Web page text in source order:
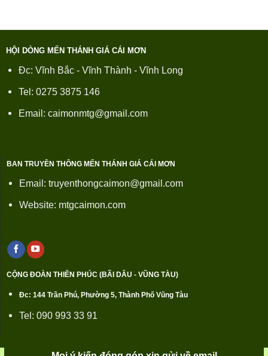
HỘI DÒNG MẾN THÁNH GIÁ CÁI MƠN
Đc: Vĩnh Bắc - Vĩnh Thành - Vĩnh Long
Tel: 0275 3875 146
Email: caimonmtg@gmail.com
BAN TRUYỀN THÔNG MẾN THÁNH GIÁ CÁI MƠN
Email: truyenthongcaimon@gmail.com
Website: mtgcaimon.com
CỘNG ĐOÀN THIÊN PHÚC (BÃI DÂU - VŨNG TÀU)
Đc: 144 Trần Phú, Phường 5, Thành Phố Vũng Tàu
Tel: 090 993 33 91